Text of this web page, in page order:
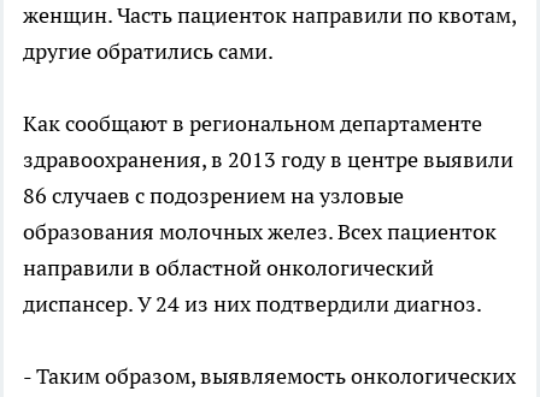
женщин. Часть пациенток направили по квотам,
другие обратились сами.
Как сообщают в региональном департаменте
здравоохранения, в 2013 году в центре выявили
86 случаев с подозрением на узловые
образования молочных желез. Всех пациенток
направили в областной онкологический
диспансер. У 24 из них подтвердили диагноз.
- Таким образом, выявляемость онкологических